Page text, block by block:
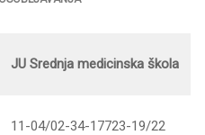
JU Srednja medicinska škola
11-04/02-34-17723-19/22